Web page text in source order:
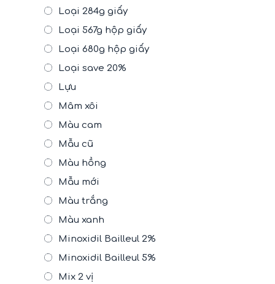
Loại 284g giấy
Loại 567g hộp giấy
Loại 680g hộp giấy
Loại save 20%
Lựu
Mâm xôi
Màu cam
Mẫu cũ
Màu hồng
Mẫu mới
Màu trắng
Màu xanh
Minoxidil Bailleul 2%
Minoxidil Bailleul 5%
Mix 2 vị